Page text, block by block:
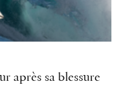
après sa blessure